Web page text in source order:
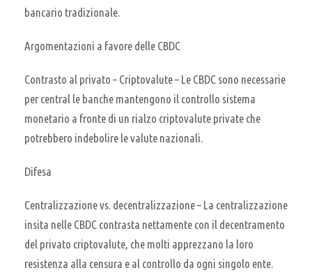
bancario tradizionale.
Argomentazioni a favore delle CBDC
Contrasto al privato – Criptovalute – Le CBDC sono necessarie
per central le banche mantengono il controllo sistema
monetario a fronte di un rialzo criptovalute private che
potrebbero indebolire le valute nazionali.
Difesa
Centralizzazione vs. decentralizzazione – La centralizzazione
insita nelle CBDC contrasta nettamente con il decentramento
del privato criptovalute, che molti apprezzano la loro
resistenza alla censura e al controllo da ogni singolo ente.